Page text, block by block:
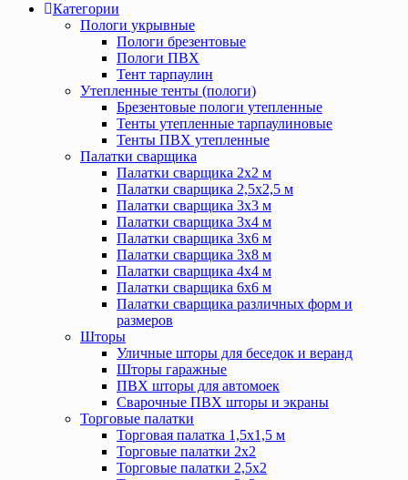
Категории
Пологи укрывные
Пологи брезентовые
Пологи ПВХ
Тент тарпаулин
Утепленные тенты (пологи)
Брезентовые пологи утепленные
Тенты утепленные тарпаулиновые
Тенты ПВХ утепленные
Палатки сварщика
Палатки сварщика 2х2 м
Палатки сварщика 2,5х2,5 м
Палатки сварщика 3х3 м
Палатки сварщика 3х4 м
Палатки сварщика 3х6 м
Палатки сварщика 3х8 м
Палатки сварщика 4х4 м
Палатки сварщика 6х6 м
Палатки сварщика различных форм и
размеров
Шторы
Уличные шторы для беседок и веранд
Шторы гаражные
ПВХ шторы для автомоек
Сварочные ПВХ шторы и экраны
Торговые палатки
Торговая палатка 1,5х1,5 м
Торговые палатки 2х2
Торговые палатки 2,5х2